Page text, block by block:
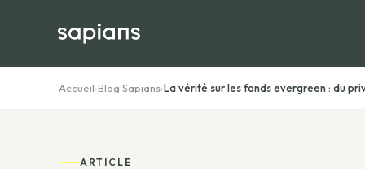
Accueil›Blog Sapians›La vérité sur les fonds evergreen : du
ARTICLE